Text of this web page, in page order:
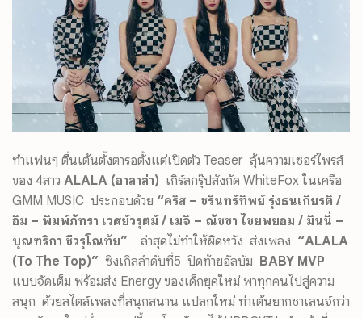
ทำแฟนๆ ตื่นเต้นตั้งตารอตั้งแต่เปิดตัว Teaser ลุ้นความเซอร์ไพรส์
ของ 4สาว ALALA (อาลาล่า) เกิร์ลกรุ๊ปสังกัด WhiteFox ในเครือ
GMM MUSIC ประกอบด้วย “คริส – ชรินทร์ทิพย์ รุ่งธนเกียรติ /
อิม – พิมพ์ภัทรา เวศย์วรุตม์ / เมจิ – ณัชชา ไชยพยอม / มินนี่ –
บุณฑริกา ชีวรุโณทัย”
ล่าสุดไม่ทำให้ผิดหวัง ส่งเพลง “ALALA
(To The Top)” ซิงเกิลลำดับที่5 ปิดท้ายอัลบัม BABY MVP
แบบจัดเต็ม พร้อมส่ง Energy ของเด็กยุคใหม่ พาทุกคนไปสู่ความ
สนุก ด้วยสไตล์เพลงที่สนุกสนาน แปลกใหม่ ท่าเต้นยากชาเลนจ์กว่า